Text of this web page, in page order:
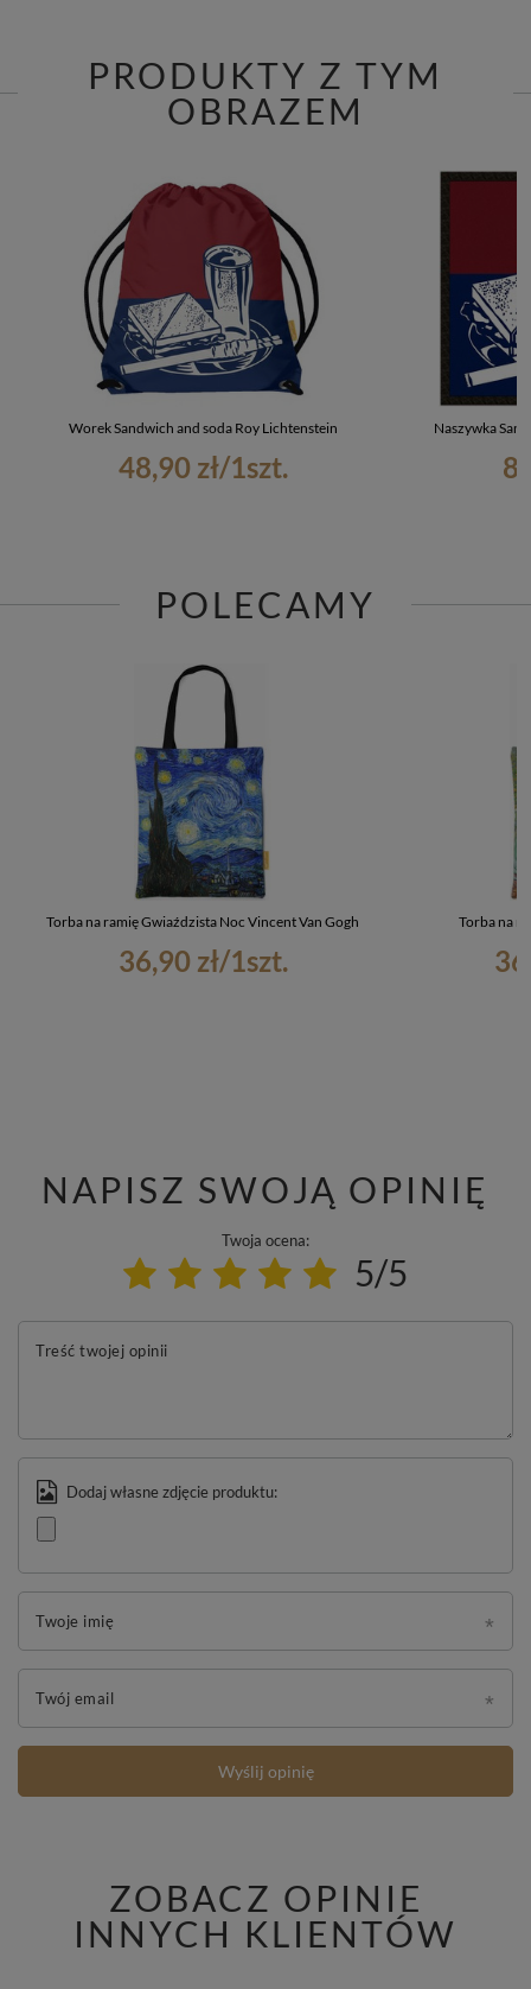
PRODUKTY Z TYM
OBRAZEM
Worek Sandwich and soda Roy Lichtenstein
48,90 zł/1szt.
Naszywka
POLECAMY
Torba na ramię Gwiaździsta Noc Vincent Van Gogh
36,90 zł/1szt.
Torba na
NAPISZ SWOJĄ OPINIĘ
Twoja ocena:
5/5
Treść twojej opinii
Dodaj własne zdjęcie produktu:
Twoje imię
Twój email
Wyślij opinię
ZOBACZ OPINIE
INNYCH KLIENTÓW